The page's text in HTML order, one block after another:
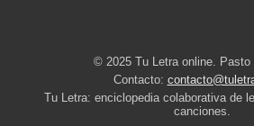
© 2025 Tu Letra online. Pasto
Contacto:
Tu Letra: enciclopedia colaborativa de
canciones.